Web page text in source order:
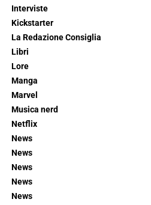
Interviste
Kickstarter
La Redazione Consiglia
Libri
Lore
Manga
Marvel
Musica nerd
Netflix
News
News
News
News
News